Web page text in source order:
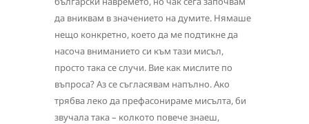
да вниквам в значението на думите. Нямаше
нещо конкретно, което да ме подтикне да
насоча вниманието си към тази мисъл,
просто така се случи. Вие как мислите по
въпроса? Аз се съгласявам напълно. Ако
трябва леко да префасонираме мисълта, би
звучала така – колкото повече знаеш,